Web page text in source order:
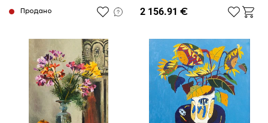
Продано 2 156.91 €